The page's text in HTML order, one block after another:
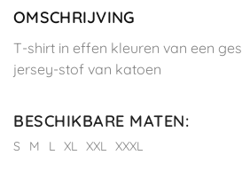
OMSCHRIJVING
T-shirt in effen kleuren van een
jersey-stof van katoen
BESCHIKBARE MATEN:
S M L XL XXL XXXL